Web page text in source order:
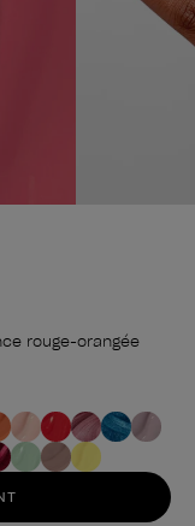
rouge-orangée